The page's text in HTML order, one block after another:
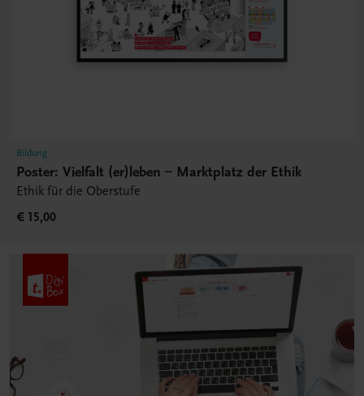
Bildung
Poster: Vielfalt (er)leben – Marktplatz der Ethik
Ethik für die Oberstufe
€ 15,00